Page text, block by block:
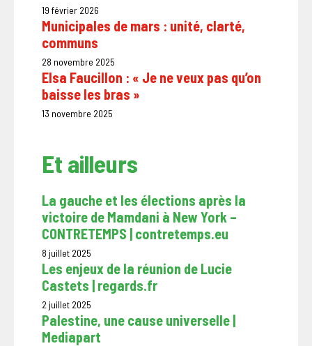
19 février 2026
Municipales de mars : unité, clarté,
communs
28 novembre 2025
Elsa Faucillon : « Je ne veux pas qu’on
baisse les bras »
13 novembre 2025
Et ailleurs
La gauche et les élections après la
victoire de Mamdani à New York –
CONTRETEMPS | contretemps.eu
8 juillet 2025
Les enjeux de la réunion de Lucie
Castets | regards.fr
2 juillet 2025
Palestine, une cause universelle |
Mediapart